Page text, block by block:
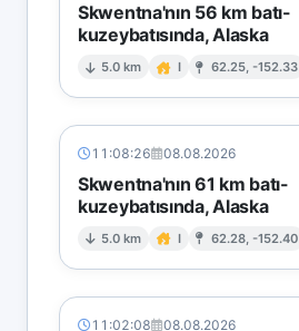
Skwentna'nın 56 km batı-
kuzeybatısında, Alaska
5.0 km I 62.25, -152.33
11:08:26 08.08.2026
Skwentna'nın 61 km batı-
kuzeybatısında, Alaska
5.0 km I 62.28, -152.40
11:02:08 08.08.2026